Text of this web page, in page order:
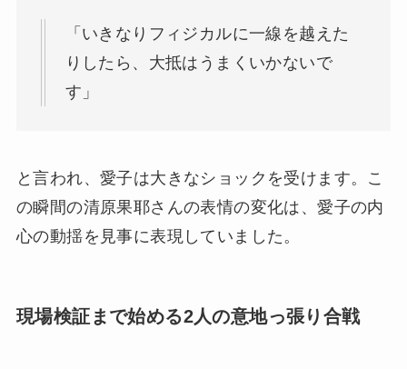
「いきなりフィジカルに一線を越えた
りしたら、大抵はうまくいかないで
す」
と言われ、愛子は大きなショックを受けます。こ
の瞬間の清原果耶さんの表情の変化は、愛子の内
心の動揺を見事に表現していました。
現場検証まで始める2人の意地っ張り合戦